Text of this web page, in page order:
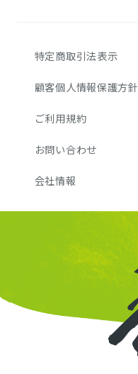
特定商取引法表示
顧客個人情報保護方針
ご利用規約
お問い合わせ
会社情報